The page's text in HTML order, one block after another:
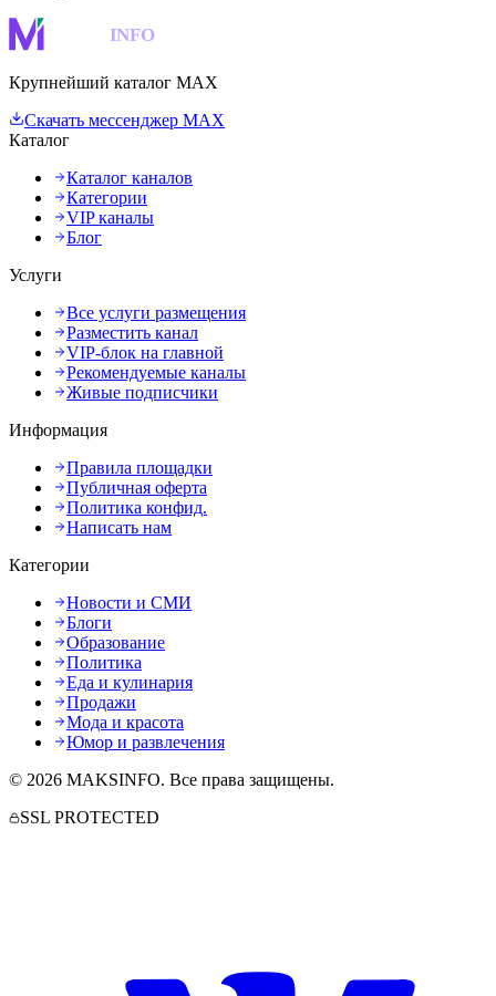
INFO
Крупнейший каталог MAX
Скачать мессенджер MAX
Каталог
Каталог каналов
Категории
VIP каналы
Блог
Услуги
Все услуги размещения
Разместить канал
VIP-блок на главной
Рекомендуемые каналы
Живые подписчики
Информация
Правила площадки
Публичная оферта
Политика конфид.
Написать нам
Категории
Новости и СМИ
Блоги
Образование
Политика
Еда и кулинария
Продажи
Мода и красота
Юмор и развлечения
© 2026 MAKSINFO. Все права защищены.
SSL PROTECTED